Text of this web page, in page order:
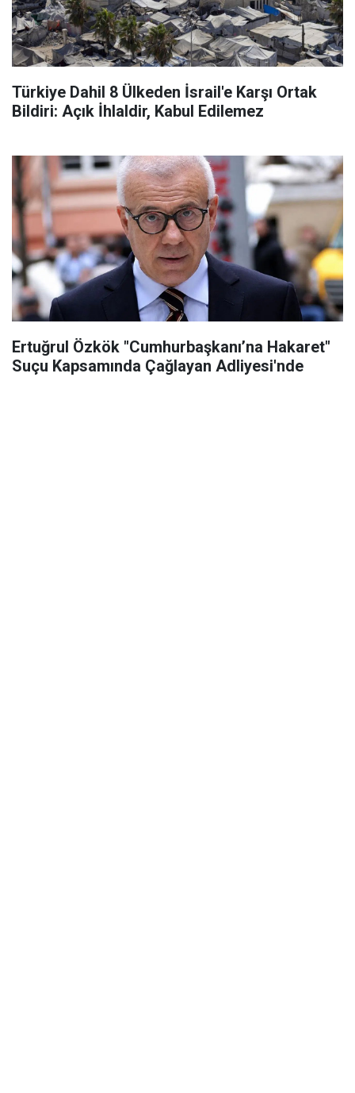
Türkiye Dahil 8 Ülkeden İsrail'e Karşı Ortak
Bildiri: Açık İhlaldir, Kabul Edilemez
Ertuğrul Özkök "Cumhurbaşkanı’na Hakaret"
Suçu Kapsamında Çağlayan Adliyesi'nde